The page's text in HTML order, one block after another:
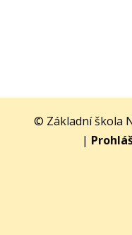
© Základní škola
|